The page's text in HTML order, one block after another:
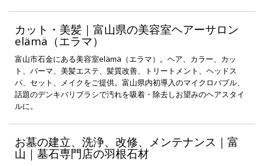
カット・美髪｜富山県の美容室ヘアーサロン
elämä（エラマ）
富山市石金にある美容室elämä（エラマ）。ヘア、カラー、カッ
ト、パーマ、美髪エステ、髪質改善、トリートメント、ヘッドス
パ、セット、メイクをご提供。富山県内初導入のマイクロバブル、
話題のデンキバリブラシで汚れを吸着・除去しお望みのヘアスタイ
ルに。
お墓の建立、洗浄、改修、メンテナンス｜富
山｜墓石専門店の羽根石材